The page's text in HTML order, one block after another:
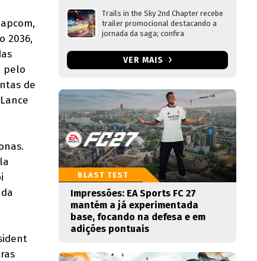
2036,
pelo
de
Trails in the Sky 2nd Chapter recebe
trailer promocional destacando a
jornada da saga; confira
VER MAIS
BLAST TEST
Impressões: EA Sports FC 27
mantém a já experimentada
base, focando na defesa e em
adições pontuais